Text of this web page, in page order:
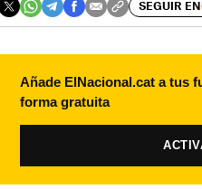
SEGUIR EN
Añade ElNacional.cat a tus
forma gratuita